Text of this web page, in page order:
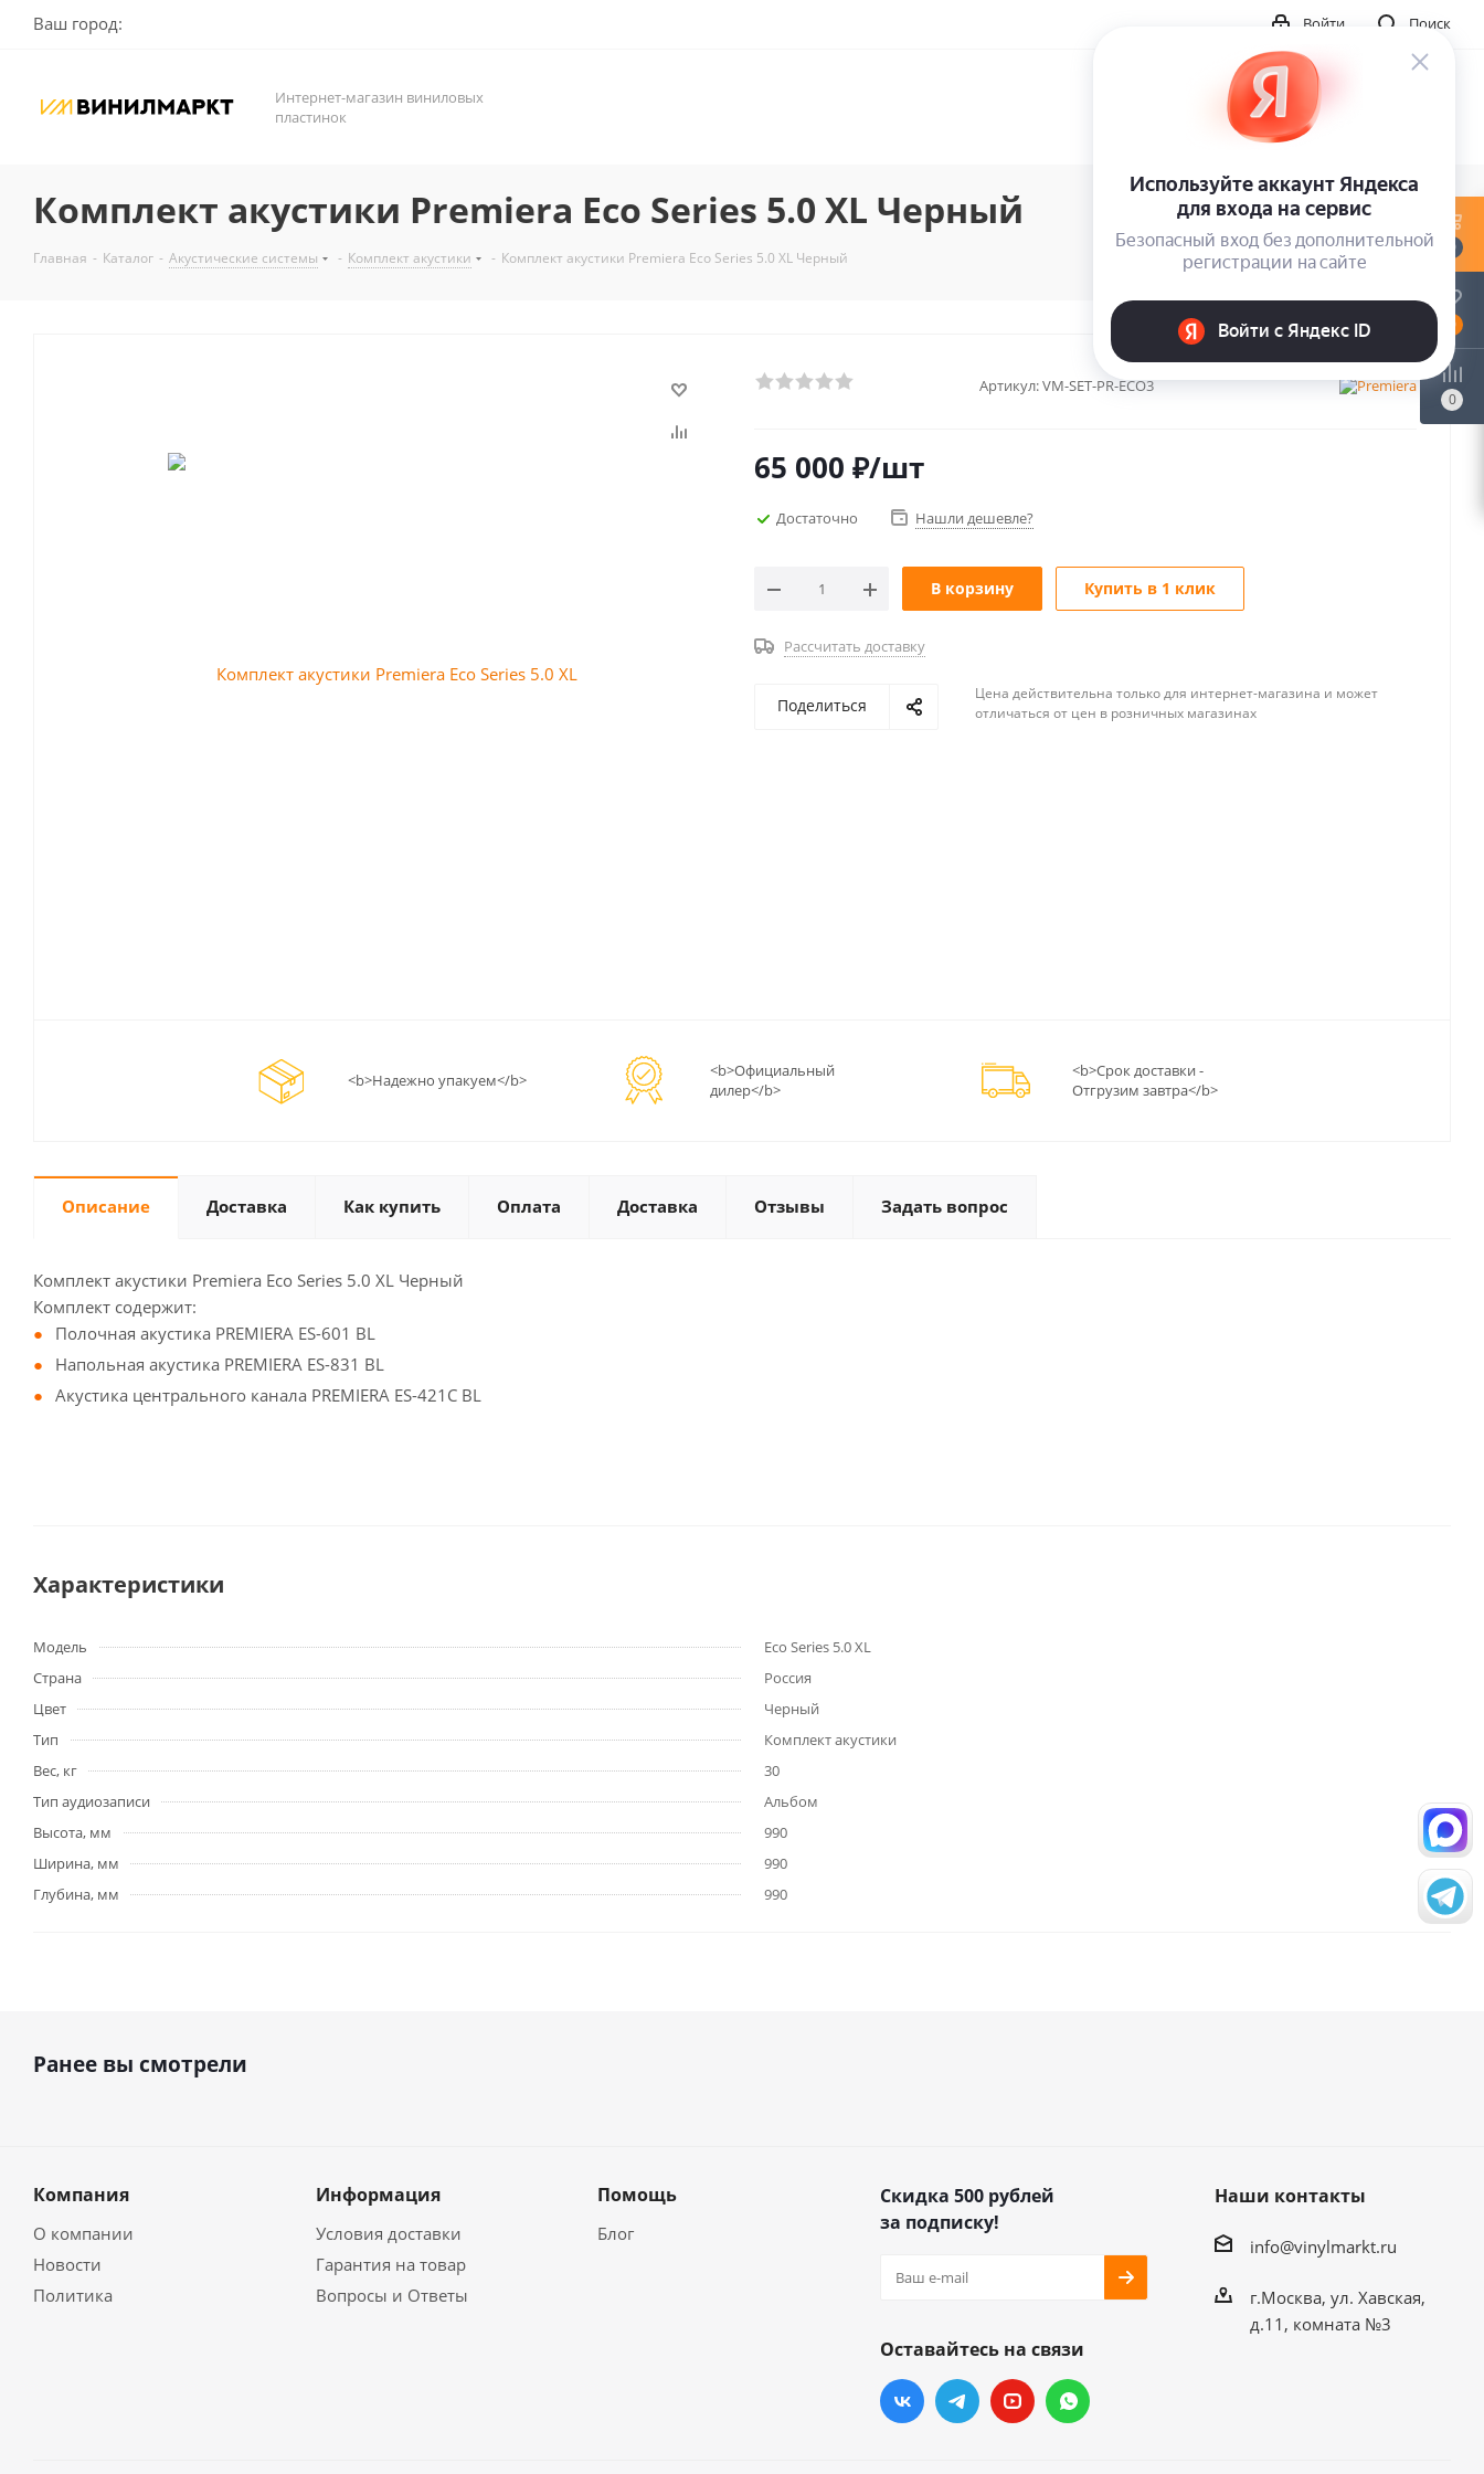
Ваш город: Поиск
Войти
Интернет-магазин виниловых
пластинок
Комплект акустики Premiera Eco Series 5.0 XL Черный
Главная - Каталог - Акустические системы - Комплект акустики - Комплект акустики Premiera Eco Series 5.0 XL Черный
Артикул:VM-SET-PR-ECO3
65 000 ₽/шт
Достаточно Нашли дешевле?
В корзину Купить в 1 клик
Рассчитать доставку
Поделиться
Цена действительна только для интернет-магазина и может
отличаться от цен в розничных магазинах
<b>Надежно упакуем</b>
<b>Официальный
дилер</b>
<b>Срок доставки -
Отгрузим завтра</b>
Описание Доставка Как купить Оплата Доставка Отзывы Задать вопрос
Комплект акустики Premiera Eco Series 5.0 XL Черный
Комплект содержит:
Полочная акустика PREMIERA ES-601 BL
Напольная акустика PREMIERA ES-831 BL
Акустика центрального канала PREMIERA ES-421C BL
Характеристики
Модель
Eco Series 5.0 XL
Страна
Россия
Цвет
Черный
Тип
Комплект акустики
Вес, кг
30
Тип аудиозаписи
Альбом
Высота, мм
990
Ширина, мм
990
Глубина, мм
990
Ранее вы смотрели
Компания
О компании
Новости
Политика
Информация
Условия доставки
Гарантия на товар
Вопросы и Ответы
Помощь
Блог
Скидка 500 рублей
за подписку!
Оставайтесь на связи
Наши контакты
info@vinylmarkt.ru
г.Москва, ул. Хавская,
д.11, комната №3
0
0
0